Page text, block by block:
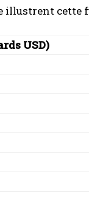
illustrent cette
USD)